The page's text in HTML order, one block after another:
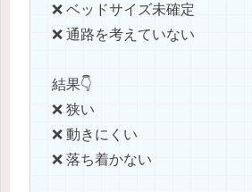
❌ ベッドサイズ未確定
❌ 通路を考えていない
結果👇
❌ 狭い
❌ 動きにくい
❌ 落ち着かない